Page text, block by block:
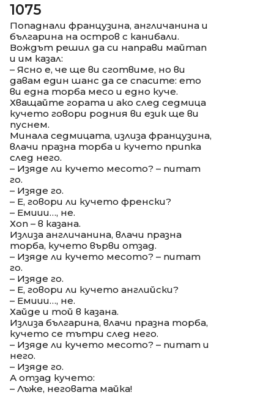
1075
Попаднали французина, англичанина и
българина на остров с канибали.
Вождът решил да си направи майтап
и им казал:
– Ясно е, че ще ви сготвиме, но ви
давам един шанс да се спасите: ето
ви една торба месо и едно куче.
Хващайте гората и ако след седмица
кучето говори родния ви език ще ви
пуснем.
Минала седмицата, излиза французина,
влачи празна торба и кучето припка
след него.
– Изяде ли кучето месото? – питат
го.
– Изяде го.
– Е, говори ли кучето френски?
– Емиии…, не.
Хоп – в казана.
Излиза англичанина, влачи празна
торба, кучето върви отзад.
– Изяде ли кучето месото? – питат
го.
– Изяде го.
– Е, говори ли кучето английски?
– Емиии…, не.
Хайде и той в казана.
Излиза българина, влачи празна торба,
кучето се тътри след него.
– Изяде ли кучето месото? – питат и
него.
– Изяде го.
А отзад кучето:
– Лъже, неговата майка!